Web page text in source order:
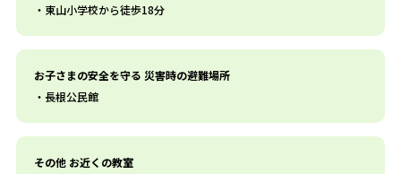
東山小学校から徒歩18分
お子さまの安全を守る 災害時の避難場所
長根公民館
その他 お近くの教室